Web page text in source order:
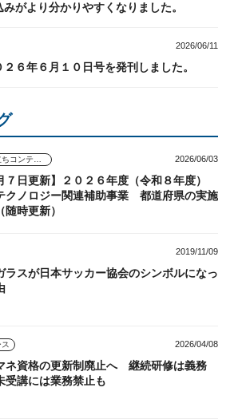
がより分かりやすくなりました。
2026/06/11
６年６月１０日号を発刊しました。
お役立ちコンテンツ 2026/06/03
７日更新】２０２６年度（令和８年度）
クノロジー関連補助事業 都道府県の実施
随時更新）
2019/11/09
ラスが日本サッカー協会のシンボルになっ
ス 2026/04/08
ネ資格の更新制廃止へ 継続研修は義務
受講には業務禁止も